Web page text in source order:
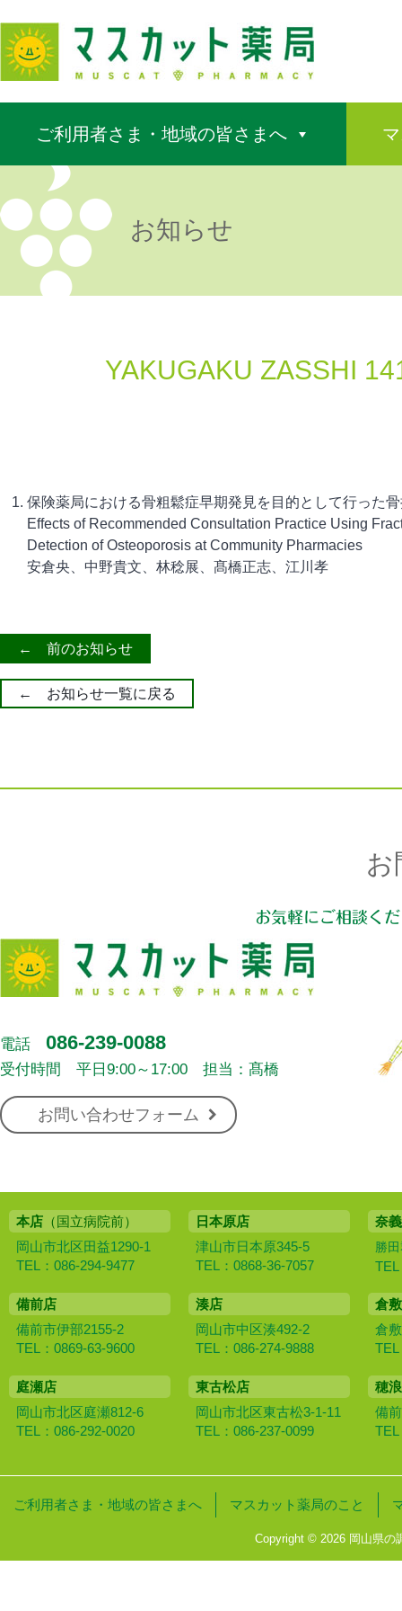
ご利用者さま・地域の皆さまへ
お知らせ
YAKUGAKU ZASSHI
保険薬局における骨粗鬆症早期発見を目的として行った
Effects of Recommended Consultation Practice Using
Detection of Osteoporosis at Community Pharmacies
安倉央、中野貴文、林稔展、髙橋正志、江川孝
← 前のお知らせ
← お知らせ一覧に戻る
お
お気軽にご相談く
電話 086-239-0088
受付時間 平日9:00～17:00 担当：髙橋
お問い合わせフォーム
本店 （国立病院前）
岡山市北区田益1290-1
TEL：086-294-9477
日本原店
津山市日本原345-5
TEL：0868-36-7057
奈
勝
TEL
備前店
備前市伊部2155-2
TEL：0869-63-9600
湊店
岡山市中区湊492-2
TEL：086-274-9888
倉
倉
TEL
庭瀬店
岡山市北区庭瀬812-6
TEL：086-292-0020
東古松店
岡山市北区東古松3-1-11
TEL：086-237-0099
穂
備
TEL
ご利用者さま・地域の皆さまへ マスカット薬局のこと
Copyright © 2026 岡山県の